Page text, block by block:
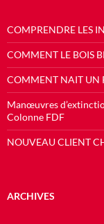
COMPRENDRE LES
COMMENT LE BOIS
COMMENT NAIT UN
Manœuvres
Colonne FDF
NOUVEAU CLIENT
ARCHIVES